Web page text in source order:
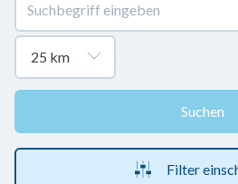
Suchen
Filter